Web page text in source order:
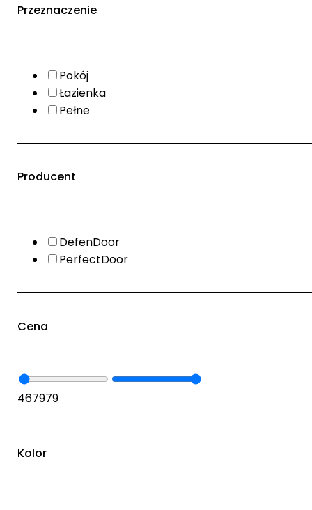
Przeznaczenie
Pokój
Łazienka
Pełne
Producent
DefenDoor
PerfectDoor
Cena
467979
Kolor